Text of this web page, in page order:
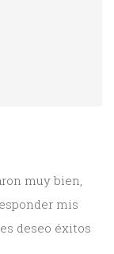
muy bien,
mis
deseo éxitos